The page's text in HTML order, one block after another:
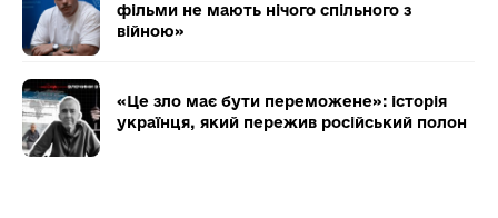
фільми не мають нічого спільного з
війною»
«Це зло має бути переможене»: історія
українця, який пережив російський полон